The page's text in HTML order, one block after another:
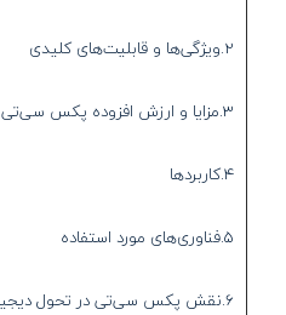
2.ویژگی‌ها و قابلیت‌های کلیدی
3.مزایا و ارزش افزوده پکس سی‌تی اسکن مهر
4.کاربردها
5.فناوری‌های مورد استفاده
6.نقش پکس سی‌تی در تحول دیجیتال مراکز تصویربرداری